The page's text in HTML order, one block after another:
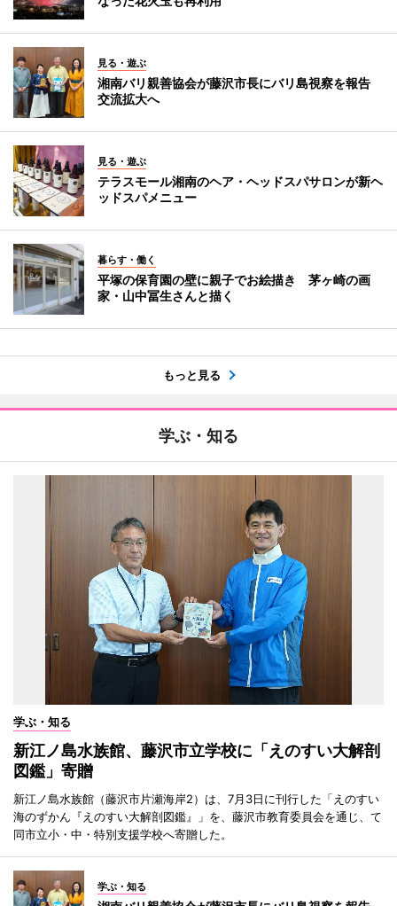
見る・遊ぶ
湘南バリ親善協会が藤沢市長にバリ島視察を報告
交流拡大へ
見る・遊ぶ
テラスモール湘南のヘア・ヘッドスパサロンが新ヘ
ッドスパメニュー
暮らす・働く
平塚の保育園の壁に親子でお絵描き 茅ヶ崎の画
家・山中冨生さんと描く
もっと見る
学ぶ・知る
学ぶ・知る
新江ノ島水族館、藤沢市立学校に「えのすい大解剖
図鑑」寄贈
新江ノ島水族館（藤沢市片瀬海岸2）は、7月3日に刊行した「えのすい
海のずかん『えのすい大解剖図鑑』」を、藤沢市教育委員会を通じ、て
同市立小・中・特別支援学校へ寄贈した。
学ぶ・知る